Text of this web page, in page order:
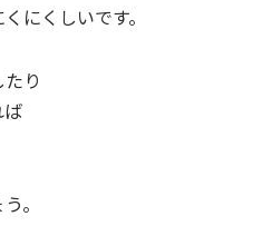
にくしいです。
り
ば
。